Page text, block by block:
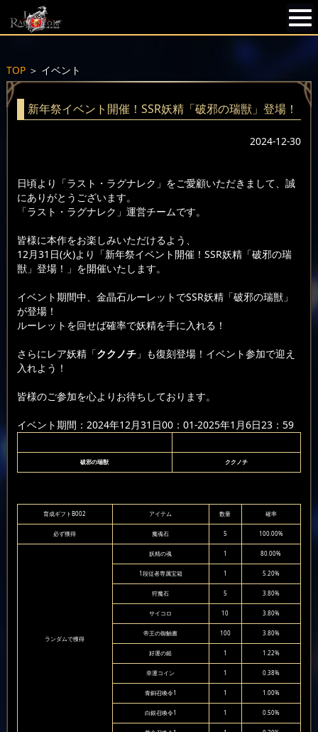
TOP＞ イベント
新年祭イベント開催！SSR妖精「破邪の瑞獣」登場！
2024-12-30
日頃より「ラスト・ラグナレク」をご愛顧いただきまして、誠
にありがとうございます。
「ラスト・ラグナレク」運営チームです。
皆様に本作をお楽しみいただけるよう、
12月31日(火)より「新年祭イベント開催！SSR妖精「破邪の瑞
獣」登場！」を開催いたします。
イベント期間中、金晶石ルーレットでSSR妖精「破邪の瑞獣」
が登場！
ルーレットを回せば確率で妖精を手に入れる！
さらにレア妖精「ククノチ」も復刻登場！イベント参加で迎え
入れよう！
皆様のご参加を心よりお待ちしております。
イベント期間：2024年12月31日00：01-2025年1月6日23：59
破邪の瑞獣 ククノチ
育成ギフトB002 アイテム 数量 確率
必ず獲得 魔魂石 5 100.00%
ランダムで獲得
妖精の魂 1 80.00%
1段従者専属宝箱 1 5.20%
狩魔石 5 3.80%
サイコロ 10 3.80%
帝王の御触書 100 3.80%
好運の鎚 1 1.22%
幸運コイン 1 0.38%
青銅召喚令1 1 1.00%
白銀召喚令1 1 0.50%